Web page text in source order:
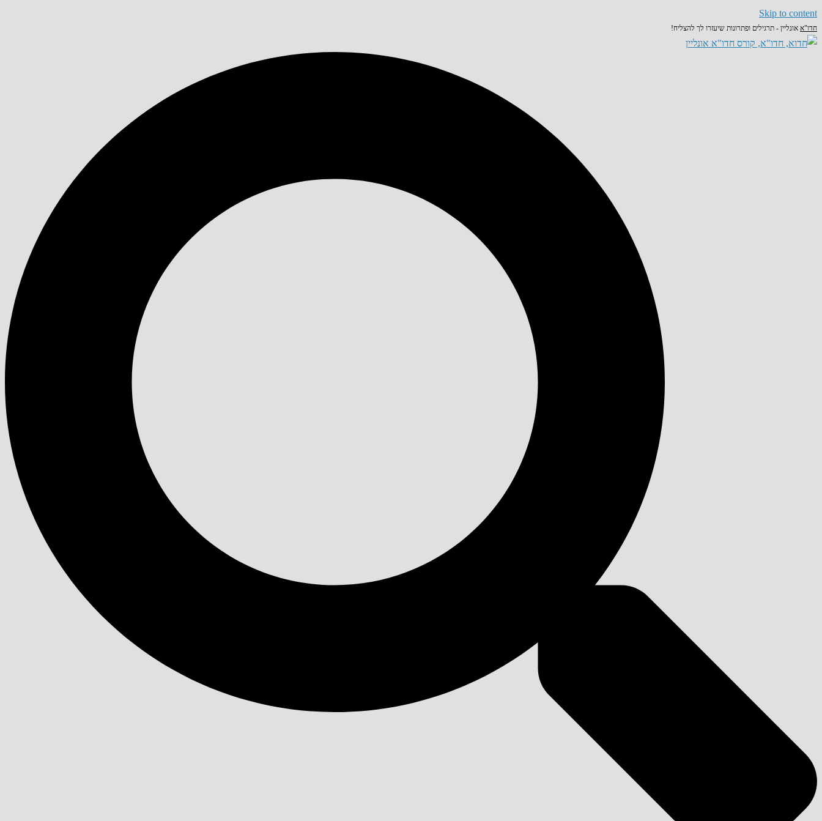
Skip to content
חדו"א אונליין - תרגילים ופתרונות שיעזרו לך להצליח!